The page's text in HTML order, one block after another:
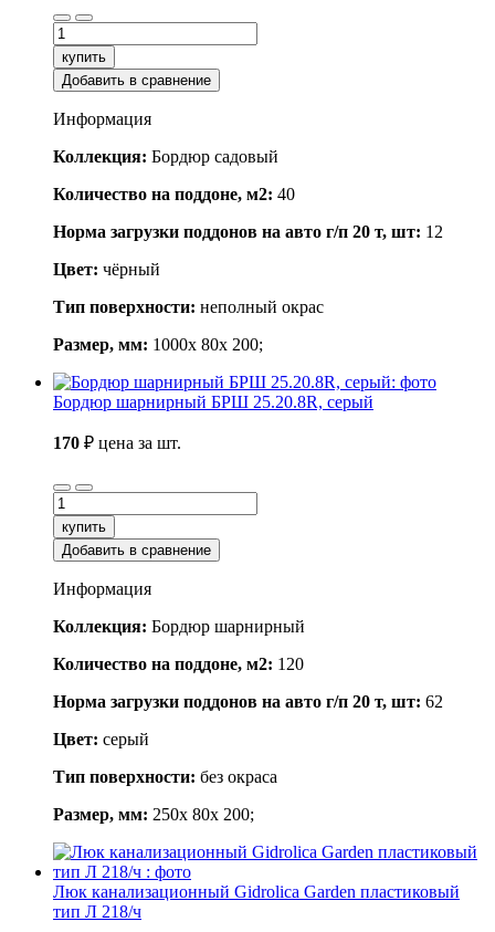
купить
Добавить в сравнение
Информация
Коллекция: Бордюр садовый
Количество на поддоне, м2: 40
Норма загрузки поддонов на авто г/п 20 т, шт: 12
Цвет: чёрный
Тип поверхности: неполный окрас
Размер, мм: 1000x 80x 200;
Бордюр шарнирный БРШ 25.20.8R, серый
170 ₽ цена за шт.
купить
Добавить в сравнение
Информация
Коллекция: Бордюр шарнирный
Количество на поддоне, м2: 120
Норма загрузки поддонов на авто г/п 20 т, шт: 62
Цвет: серый
Тип поверхности: без окраса
Размер, мм: 250x 80x 200;
Люк канализационный Gidrolica Garden пластиковый
тип Л 218/ч